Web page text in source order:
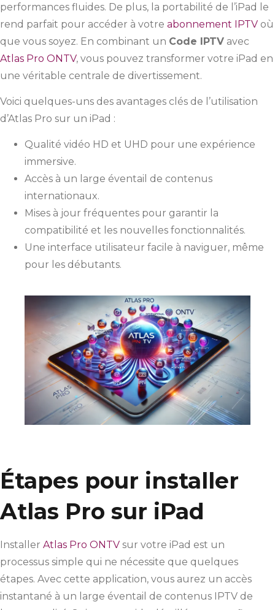
performances fluides. De plus, la portabilité de l’iPad le
rend parfait pour accéder à votre abonnement IPTV où
que vous soyez. En combinant un Code IPTV avec
Atlas Pro ONTV, vous pouvez transformer votre iPad en
une véritable centrale de divertissement.
Voici quelques-uns des avantages clés de l’utilisation
d’Atlas Pro sur un iPad :
Qualité vidéo HD et UHD pour une expérience
immersive.
Accès à un large éventail de contenus
internationaux.
Mises à jour fréquentes pour garantir la
compatibilité et les nouvelles fonctionnalités.
Une interface utilisateur facile à naviguer, même
pour les débutants.
Étapes pour installer
Atlas Pro sur iPad
Installer Atlas Pro ONTV sur votre iPad est un
processus simple qui ne nécessite que quelques
étapes. Avec cette application, vous aurez un accès
instantané à un large éventail de contenus IPTV de